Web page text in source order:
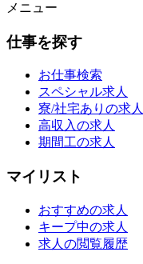
メニュー
仕事を探す
お仕事検索
スペシャル求人
寮/社宅ありの求人
高収入の求人
期間工の求人
マイリスト
おすすめの求人
キープ中の求人
求人の閲覧履歴